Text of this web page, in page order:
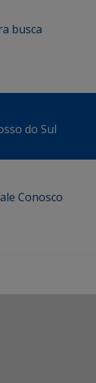
busca
do Sul
Conosco